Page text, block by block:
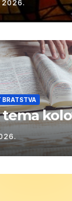
2026.
BRATSTVA